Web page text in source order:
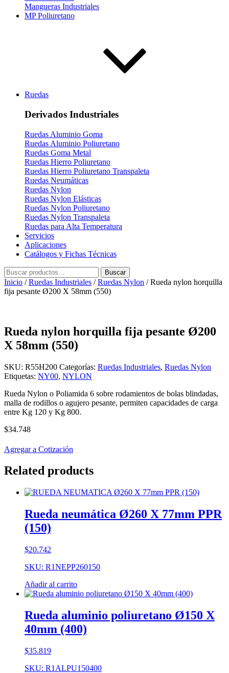
Mangueras Industriales
MP Poliuretano
Ruedas
Derivados Industriales
Ruedas Aluminio Goma
Ruedas Aluminio Poliuretano
Ruedas Goma Metal
Ruedas Hierro Poliuretano
Ruedas Hierro Poliuretano Transpaleta
Ruedas Neumáticas
Ruedas Nylon
Ruedas Nylon Elásticas
Ruedas Nylon Poliuretano
Ruedas Nylon Transpaleta
Ruedas para Alta Temperatura
Servicios
Aplicaciones
Catálogos y Fichas Técnicas
Buscar
por:
Buscar
Inicio /Ruedas Industriales /Ruedas Nylon / Rueda nylon horquilla
fija pesante Ø200 X 58mm (550)
Rueda nylon horquilla fija pesante Ø200
X 58mm (550)
SKU: R55H200 Categorías: Ruedas Industriales, Ruedas Nylon
Etiquetas: NY00, NYLON
Rueda Nylon o Poliamida 6 sobre rodamientos de bolas blindadas,
malla de rodillos o agujero pesante, permiten capacidades de carga
entre Kg 120 y Kg 800.
$34.748
Agregar a Cotización
Related products
Rueda neumática Ø260 X 77mm PPR
(150)
$20.742
SKU: R1NEPP260150
Añadir al carrito
Rueda aluminio poliuretano Ø150 X
40mm (400)
$35.819
SKU: R1ALPU150400